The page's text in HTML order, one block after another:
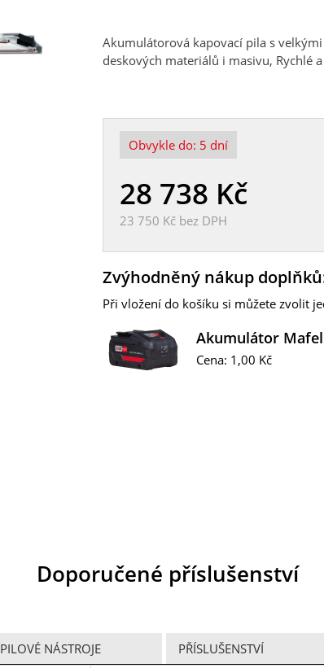
Akumulátorová kapovací pila s velkými
deskových materiálů i masivu, Rychlé
Obvykle do: 5 dní
28 738 Kč
23 750 Kčbez DPH
Zvýhodněný nákup
Při vložení do košíku si můžete zvolit
Akumulátor
Cena: 1,00 Kč
Doporučené příslušenství
PILOVÉ NÁSTROJE PŘÍSLUŠENSTVÍ